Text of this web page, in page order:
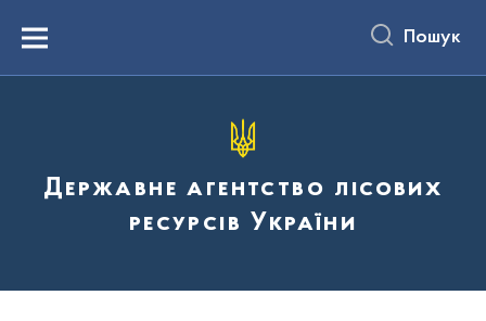
вмістуMenu Пошук
Державне агентство лісових
ресурсів України